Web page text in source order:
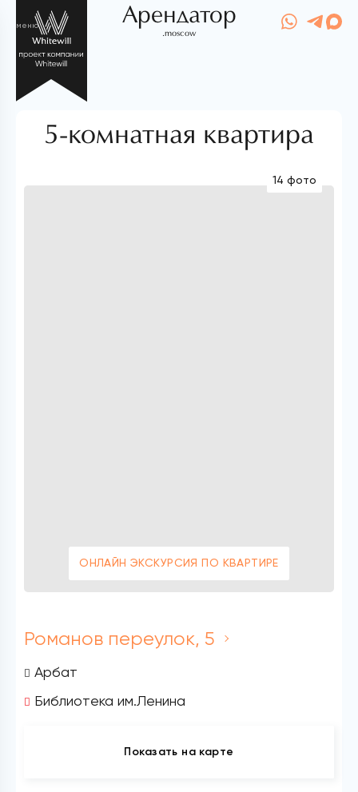
меню Арендатор
.moscow
5-комнатная квартира
14 фото
ОНЛАЙН ЭКСКУРСИЯ ПО КВАРТИРЕ
Романов переулок, 5
Арбат
Библиотека им.Ленина
Показать на карте